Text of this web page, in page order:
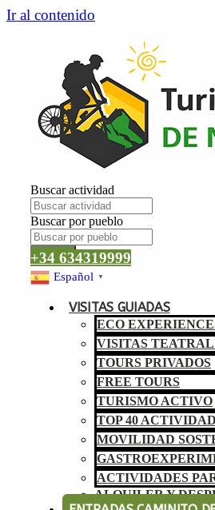
Ir al contenido
Buscar actividad
Buscar por pueblo
Buscar
+34 634319999
Español ▼
VISITAS GUIADAS
ECO
VISITAS
TOURS PRIVADOS
FREE TOURS
TURISMO ACTIVO
TOP 40
MOVILIDAD
ACTIVIDADES
ALQUILER Y